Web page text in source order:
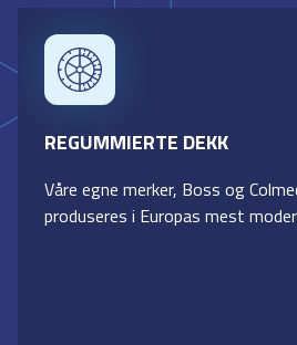
REGUMMIERTE DEKK
Våre egne merker, Boss og
produseres i Europas mest